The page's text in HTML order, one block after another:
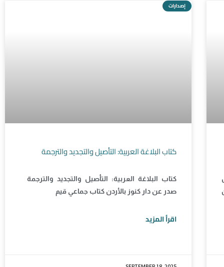
إصدارات
كتاب البلاغة العربية: التأصيل والتجديد والترجمة
كتاب البلاغة العربية: التأصيل والتجديد والترجمة
صدر عن دار كنوز بالأردن كتاب جماعي قيم
اقرأ المزيد